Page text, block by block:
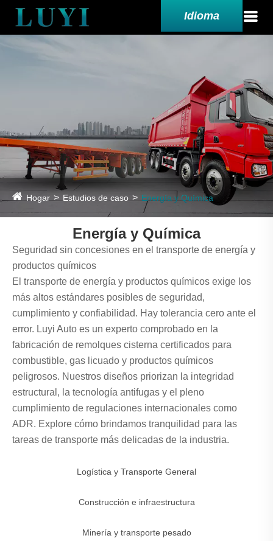
Idioma
Hogar Estudios de caso Energía y Química
Energía y Química
Seguridad sin concesiones en el transporte de energía y
productos químicos
El transporte de energía y productos químicos exige los
más altos estándares posibles de seguridad,
cumplimiento y confiabilidad. Hay tolerancia cero ante el
error. Luyi Auto es un experto comprobado en la
fabricación de remolques cisterna certificados para
combustible, gas licuado y productos químicos
peligrosos. Nuestros diseños priorizan la integridad
estructural, la tecnología antifugas y el pleno
cumplimiento de regulaciones internacionales como
ADR. Explore cómo brindamos tranquilidad para las
tareas de transporte más delicadas de la industria.
Logística y Transporte General
Construcción e infraestructura
Minería y transporte pesado